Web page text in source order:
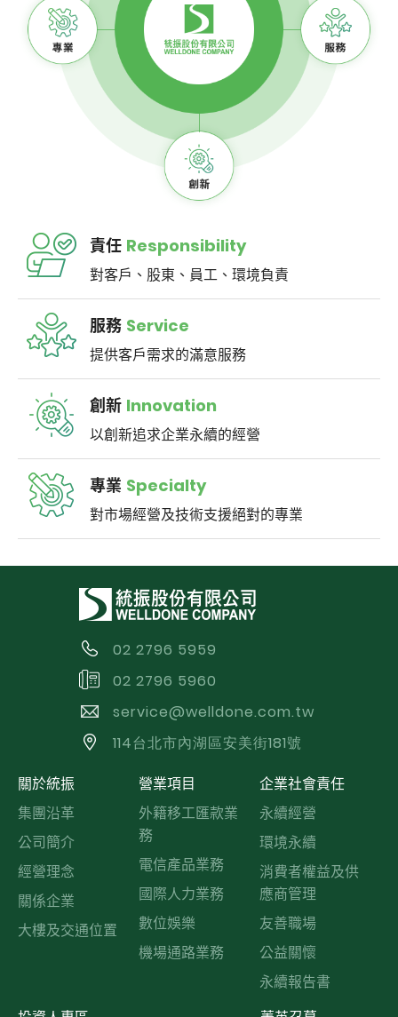
責任 Responsibility
對客戶、股東、員工、環境負責
服務 Service
提供客戶需求的滿意服務
創新 Innovation
以創新追求企業永續的經營
專業 Specialty
對市場經營及技術支援絕對的專業
02 2796 5959
02 2796 5960
service@welldone.com.tw
114台北市內湖區安美街181號
關於統振
集團沿革
公司簡介
經營理念
關係企業
大樓及交通位置
營業項目
外籍移工匯款業
務
電信產品業務
國際人力業務
數位娛樂
機場通路業務
企業社會責任
永續經營
環境永續
消費者權益及供
應商管理
友善職場
公益關懷
永續報告書